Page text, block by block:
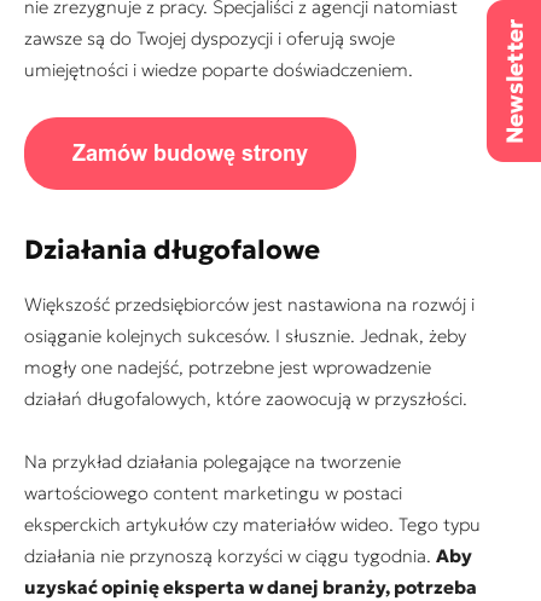
nie zrezygnuje z pracy. Specjaliści z agencji natomiast
zawsze są do Twojej dyspozycji i oferują swoje
umiejętności i wiedze poparte doświadczeniem.
Działania długofalowe
Większość przedsiębiorców jest nastawiona na rozwój i
osiąganie kolejnych sukcesów. I słusznie. Jednak, żeby
mogły one nadejść, potrzebne jest wprowadzenie
działań długofalowych, które zaowocują w przyszłości.
Na przykład działania polegające na tworzenie
wartościowego content marketingu w postaci
eksperckich artykułów czy materiałów wideo. Tego typu
działania nie przynoszą korzyści w ciągu tygodnia. Aby
uzyskać opinię eksperta w danej branży, potrzeba